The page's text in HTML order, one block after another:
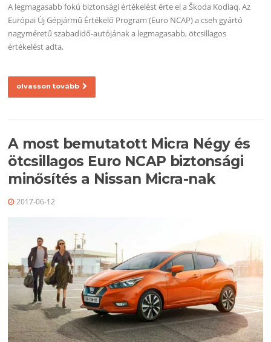
A legmagasabb fokú biztonsági értékelést érte el a Škoda Kodiaq. Az
Európai Új Gépjármű Értékelő Program (Euro NCAP) a cseh gyártó
nagyméretű szabadidő-autójának a legmagasabb, ötcsillagos
értékelést adta,
olvasson tovább
A most bemutatott Micra Négy és
ötcsillagos Euro NCAP biztonsági
minősítés a Nissan Micra-nak
2017-06-12